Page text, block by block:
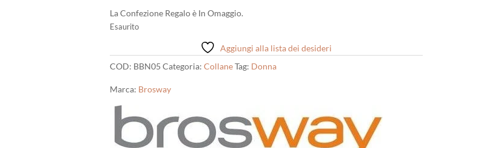
La Confezione Regalo è In Omaggio.
Esaurito
Aggiungi alla lista dei desideri
COD: BBN05 Categoria: Collane Tag: Donna
Marca: Brosway